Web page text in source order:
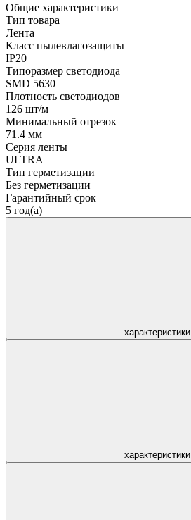
Общие характеристики
Тип товара
Лента
Класс пылевлагозащиты
IP20
Типоразмер светодиода
SMD 5630
Плотность светодиодов
126 шт/м
Минимальный отрезок
71.4 мм
Серия ленты
ULTRA
Тип герметизации
Без герметизации
Гарантийный срок
5 год(а)
характеристики
характеристики